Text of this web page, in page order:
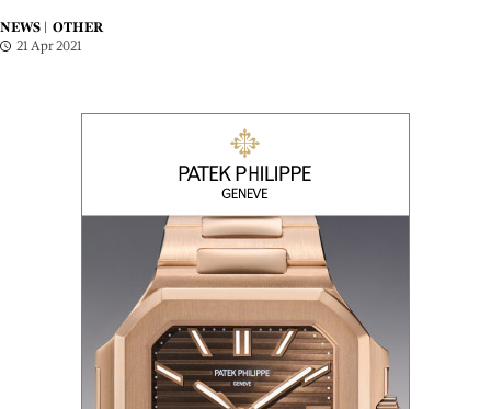
NEWS |
OTHER
21 Apr 2021